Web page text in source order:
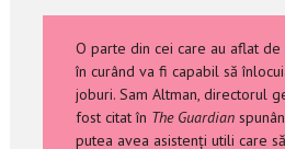
O parte din cei care au aflat de
în curând va fi capabil să
joburi. Sam Altman, directorul
fost citat în The Guardian
putea avea asistenți utili care